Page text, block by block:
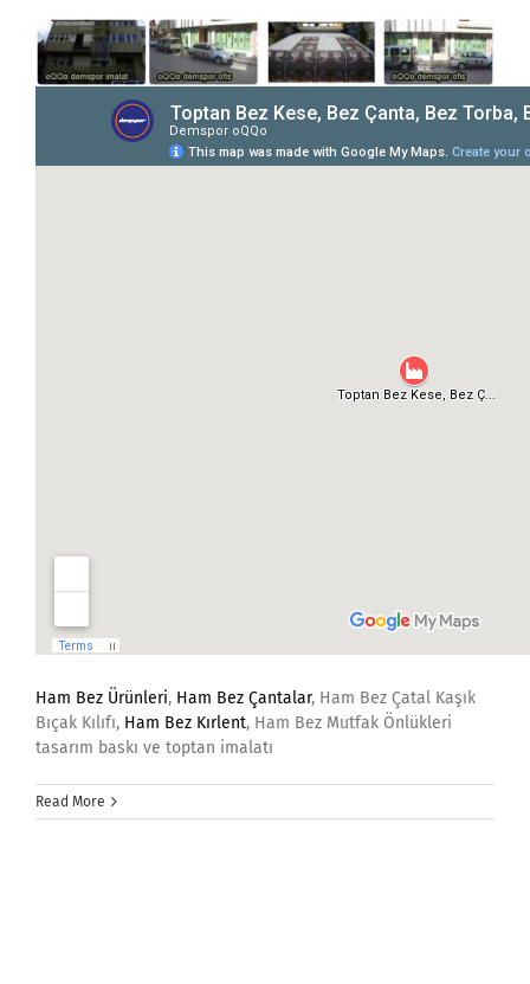
Ham Bez Ürünleri, Ham Bez Çantalar, Ham Bez Çatal Kaşık
Bıçak Kılıfı, Ham Bez Kırlent, Ham Bez Mutfak Önlükleri
tasarım baskı ve toptan imalatı
Read More